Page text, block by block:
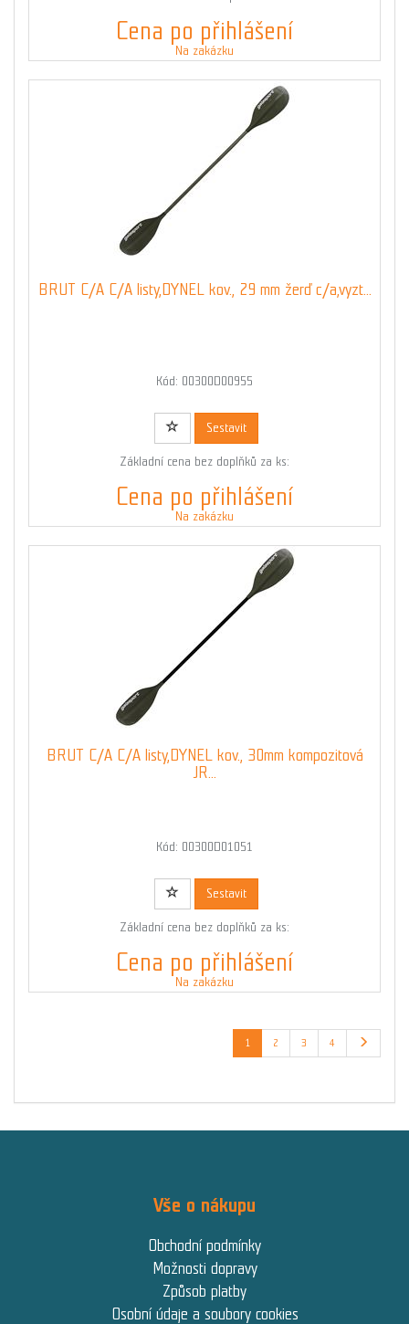
Cena po přihlášení
Na zakázku
BRUT C/A C/A listy,DYNEL kov., 29 mm žerď c/a,vyzt...
Kód: 00300D00955
Sestavit
Základní cena bez doplňků za ks:
Cena po přihlášení
Na zakázku
BRUT C/A C/A listy,DYNEL kov., 30mm kompozitová
JR...
Kód: 00300D01051
Sestavit
Základní cena bez doplňků za ks:
Cena po přihlášení
Na zakázku
1 2 3 4
Vše o nákupu
Obchodní podmínky
Možnosti dopravy
Způsob platby
Osobní údaje a soubory cookies